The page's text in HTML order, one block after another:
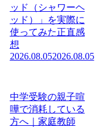
ッド（シャワーヘ
ッド）」を実際に
使ってみた正直感
想
2026.08.052026.08.05
中学受験の親子喧
嘩で消耗している
方へ｜家庭教師